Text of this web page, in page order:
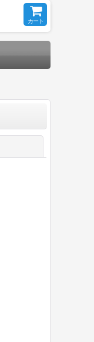
カート